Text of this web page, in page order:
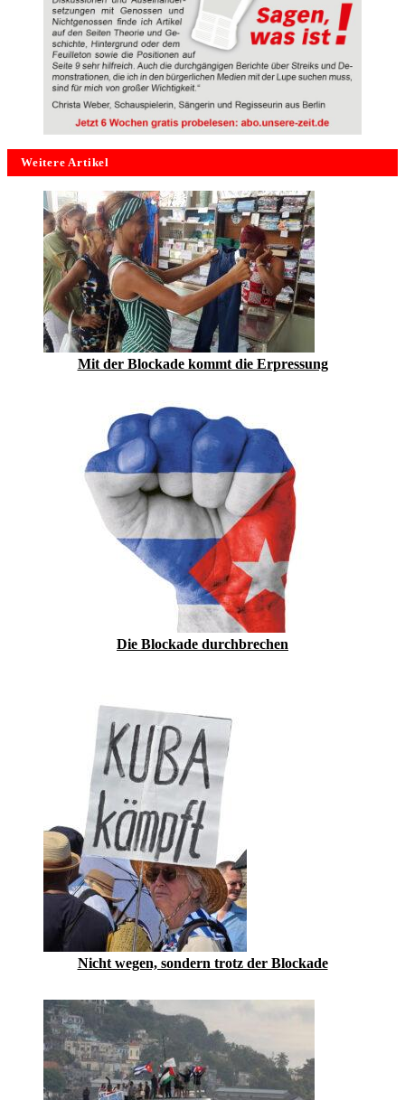
Weitere Artikel
Mit der Blockade kommt die Erpressung
Die Blockade durchbrechen
Nicht wegen, sondern trotz der Blockade